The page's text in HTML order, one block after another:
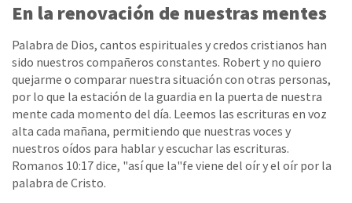
En la renovación de nuestras mentes
Palabra de Dios, cantos espirituales y credos cristianos han
sido nuestros compañeros constantes. Robert y no quiero
quejarme o comparar nuestra situación con otras personas,
por lo que la estación de la guardia en la puerta de nuestra
mente cada momento del día. Leemos las escrituras en voz
alta cada mañana, permitiendo que nuestras voces y
nuestros oídos para hablar y escuchar las escrituras.
Romanos 10:17 dice, "así que la"fe viene del oír y el oír por la
palabra de Cristo.